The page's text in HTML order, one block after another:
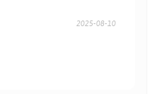
2025-08-10